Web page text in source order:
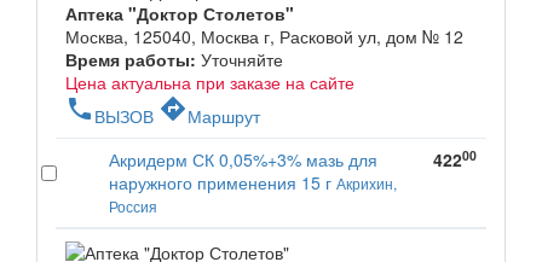
Аптека "Доктор Столетов"
Москва, 125040, Москва г, Расковой ул, дом № 12
Время работы: Уточняйте
Цена актуальна при заказе на сайте
phone ВЫЗОВ directionsМаршрут
Акридерм СК 0,05%+3% мазь для
наружного применения 15 г Акрихин,
Россия
42200